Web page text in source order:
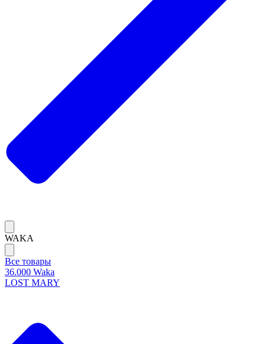
WAKA
Все товары
36.000 Waka
LOST MARY